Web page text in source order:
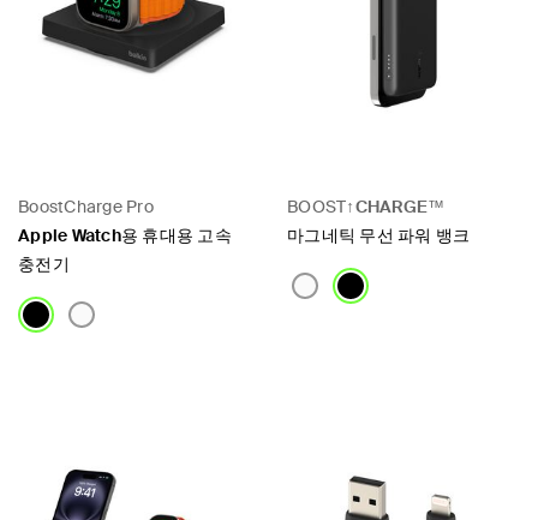
BoostCharge Pro
Apple Watch용 휴대용 고속
충전기
BOOST↑CHARGE™
마그네틱 무선 파워 뱅크